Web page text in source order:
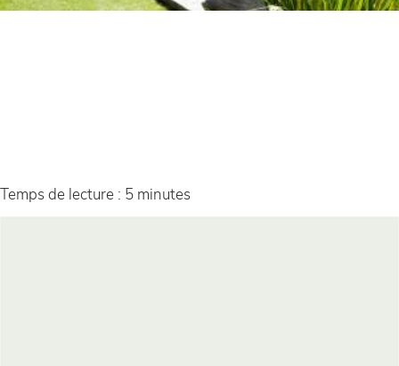
Temps de lecture : 5 minutes